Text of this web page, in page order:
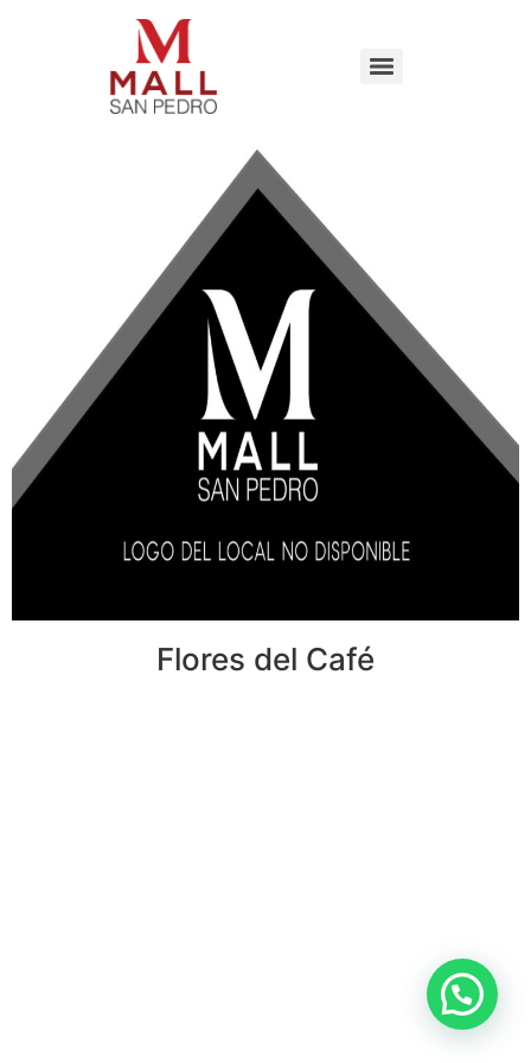
Flores del Café